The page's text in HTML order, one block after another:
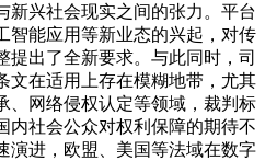
新兴社会现实之间的张力。平台
智能应用等新业态的兴起，对传
提出了全新要求。与此同时，司
文在适用上存在模糊地带，尤其
、网络侵权认定等领域，裁判标
内社会公众对权利保障的期待不
演进，欧盟、美国等法域在数字